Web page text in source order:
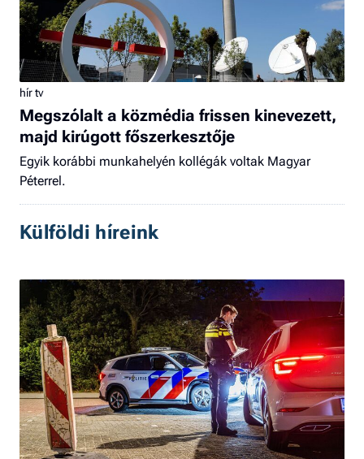
hír tv
Megszólalt a közmédia frissen kinevezett,
majd kirúgott főszerkesztője
Egyik korábbi munkahelyén kollégák voltak Magyar
Péterrel.
Külföldi híreink